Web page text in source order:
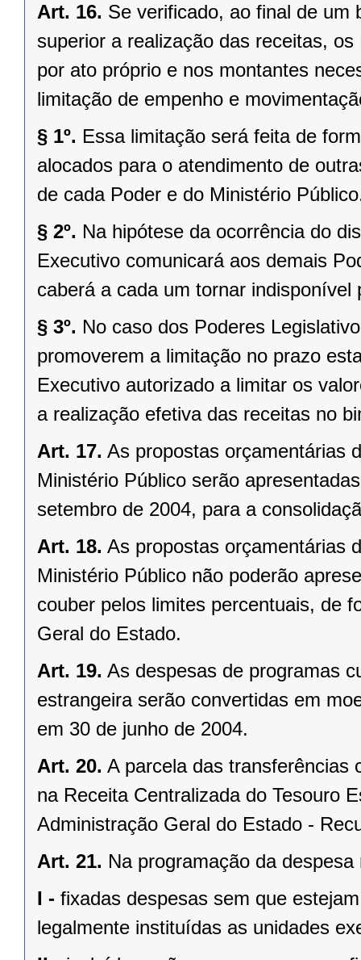
Art. 16. Se verificado, ao final de um
superior a realização das receitas,
por ato próprio e nos montantes
limitação de empenho e
§ 1º. Essa limitação será feita de
alocados para o atendimento de
de cada Poder e do Ministério
§ 2º. Na hipótese da ocorrência do
Executivo comunicará aos demais
caberá a cada um tornar
§ 3º. No caso dos Poderes
promoverem a limitação no prazo
Executivo autorizado a limitar os
a realização efetiva das receitas no
Art. 17. As propostas orçamentárias
Ministério Público serão
setembro de 2004, para a
Art. 18. As propostas orçamentárias
Ministério Público não poderão
couber pelos limites percentuais, de
Geral do Estado.
Art. 19. As despesas de programas
estrangeira serão convertidas em
em 30 de junho de 2004.
Art. 20. A parcela das transferências
na Receita Centralizada do Tesouro
Administração Geral do Estado -
Art. 21. Na programação da
I - fixadas despesas sem que
legalmente instituídas as unidades